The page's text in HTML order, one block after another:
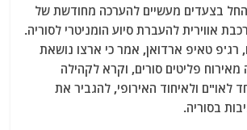
החל בצעדים מעשיים להערכה מחודשת של
אווירית להעברת סיוע הומניטרי לסוריה.
רג'פ טאיפ ארדואן, אמר כי ארצו נושאת
פליטים סורים, וקרא לקהילה
לאו"ם ולאיחוד האירופי, להגביר את
בסוריה.